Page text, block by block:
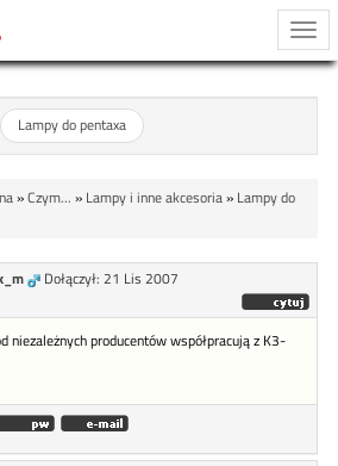
Lampy do pentaxa
»Czym... » Lampy i inne akcesoria» Lampy do
Dołączył: 21 Lis 2007
niezależnych producentów współpracują z K3-